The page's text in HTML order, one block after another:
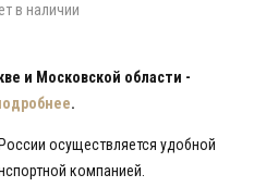
в наличии
и Московской области -
.
осуществляется удобной
компанией.